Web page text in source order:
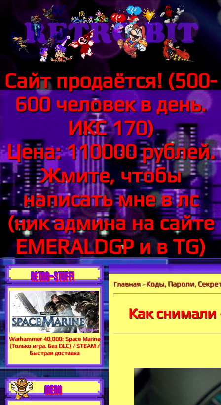
Сайт продаётся! (500-
600 человек в день.
ИКС 170)
Цена: 110000 рублей.
Жмите, чтобы
написать мне в лс
(ник админа на сайте
EMERALDGP и в TG)
RETRO-STUFF!
Warhammer 40,000: Space Marine
(Только игра. Без DLC) / STEAM /
Быстрая доставка
MENU
Главная » Коды, Пароли,
Как снимали